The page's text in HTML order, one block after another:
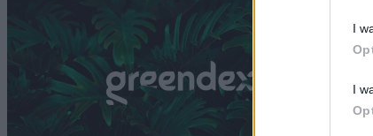
I
I